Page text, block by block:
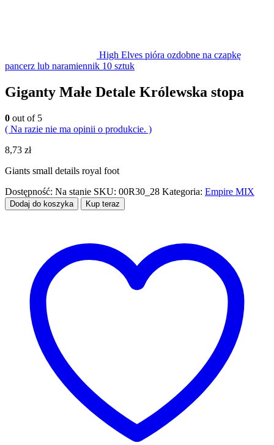
High Elves pióra ozdobne na czapkę
pancerz lub naramiennik 10 sztuk
Giganty Małe Detale Królewska stopa
0 out of 5
( Na razie nie ma opinii o produkcie. )
8,73 zł
Giants small details royal foot
Dostępność: Na stanie SKU: 00R30_28 Kategoria: Empire MIX
Dodaj do koszyka Kup teraz